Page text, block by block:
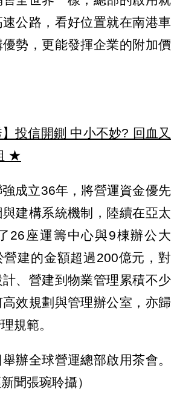
公路，看好位置就在南港車
勢，更能發揮企業的附加價
投信開鍘 中小不妙? 回血又
★
成立36年，將營運資金優先
建構系統機制，陸續在亞太
26座運籌中心與9棟辦公大
建的金額超過200億元，對
、營建到物業管理累積不少
效規劃與管理辦公室，亦歸
規範。
辦全球營運總部啟用茶會。
聞張琬聆攝）